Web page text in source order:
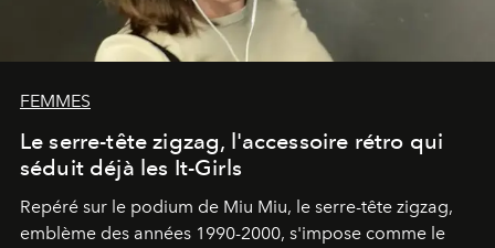
FEMMES
Le serre-tête zigzag, l'accessoire rétro qui
séduit déjà les It-Girls
Repéré sur le podium de Miu Miu, le serre-tête zigzag,
emblème des années 1990-2000, s'impose comme le